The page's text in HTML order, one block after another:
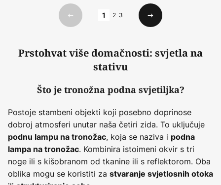
Prethodno
1 2 3
Sljedeći
Prstohvat više domačnosti: svjetla na
stativu
Što je tronožna podna svjetiljka?
Postoje stambeni objekti koji posebno doprinose
dobroj atmosferi unutar naša četiri zida. To uključuje
podnu lampu na tronožac, koja se naziva i podna
lampa na tronožac. Kombinira istoimeni okvir s tri
noge ili s kišobranom od tkanine ili s reflektorom. Oba
oblika mogu se koristiti za stvaranje svjetlosnih otoka